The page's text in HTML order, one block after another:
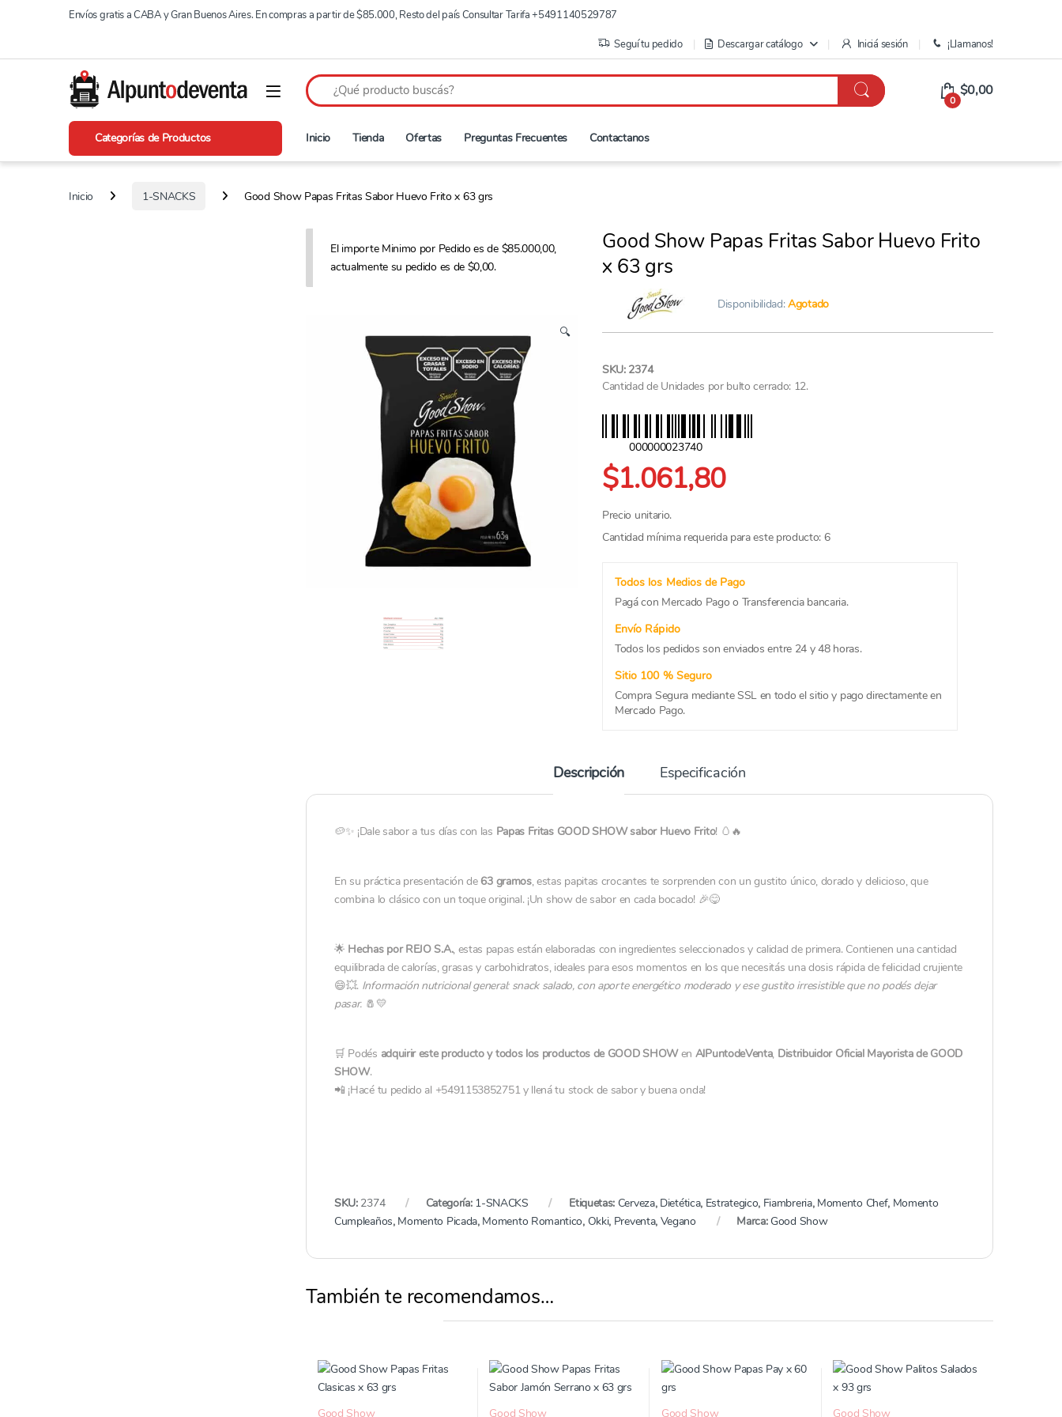
Saltar a navegaciónEnvíos gratis a CABA y Gran Buenos Aires. En compras a partir de $85.000, Resto del país Consultar Tarifa +5491140529787
Seguí tu pedido Descargar catálogo Iniciá sesión ¡Llamanos!
0
$0,00
Categorías de Productos Inicio Tienda Ofertas Preguntas Frecuentes Contactanos
Inicio 1-SNACKS Good Show Papas Fritas Sabor Huevo Frito x 63 grs
El importe Minimo por Pedido es de $85.000,00,
actualmente su pedido es de $0,00.
🔍
Good Show Papas Fritas Sabor Huevo Frito
x 63 grs
Disponibilidad:Agotado
SKU: 2374
Cantidad de Unidades por bulto cerrado: 12.
000000023740
$1.061,80
Precio unitario.
Cantidad mínima requerida para este producto: 6
Todos los Medios de Pago
Pagá con Mercado Pago o Transferencia bancaria.
Envío Rápido
Todos los pedidos son enviados entre 24 y 48 horas.
Sitio 100 % Seguro
Compra Segura mediante SSL en todo el sitio y pago directamente en
Mercado Pago.
Descripción Especificación
🥔✨ ¡Dale sabor a tus días con las Papas Fritas GOOD SHOW sabor Huevo Frito! 🥚🔥
En su práctica presentación de 63 gramos, estas papitas crocantes te sorprenden con un gustito único, dorado y delicioso, que
combina lo clásico con un toque original. ¡Un show de sabor en cada bocado! 🎉😋
🌟 Hechas por REJO S.A., estas papas están elaboradas con ingredientes seleccionados y calidad de primera. Contienen una cantidad
equilibrada de calorías, grasas y carbohidratos, ideales para esos momentos en los que necesitás una dosis rápida de felicidad crujiente
😄💥. Información nutricional general: snack salado, con aporte energético moderado y ese gustito irresistible que no podés dejar
pasar. 🧂💛
🛒 Podés adquirir este producto y todos los productos de GOOD SHOWen AlPuntodeVenta, Distribuidor Oficial Mayorista de GOOD
SHOW.
📲 ¡Hacé tu pedido al +5491153852751 y llená tu stock de sabor y buena onda!
SKU: 2374 Categoría: 1-SNACKS Etiquetas: Cerveza, Dietética, Estrategico, Fiambreria, Momento Chef, Momento
Cumpleaños, Momento Picada, Momento Romantico, Okki, Preventa, Vegano Marca: Good Show
También te recomendamos…
Good Show
Good Show
Good Show
Good Show